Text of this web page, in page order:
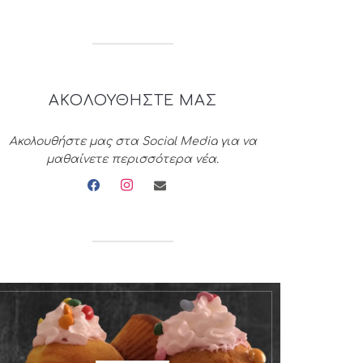
ΑΚΟΛΟΥΘΗΣΤΕ ΜΑΣ
Ακολουθήστε μας στα Social Media για να
μαθαίνετε περισσότερα νέα.
facebookinstagramenvelope